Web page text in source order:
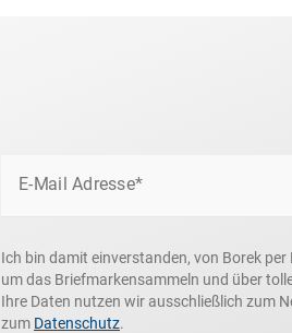
E-Mail Adresse*
Ich bin damit einverstanden, von Borek
um das Briefmarkensammeln und über
Ihre Daten nutzen wir ausschließlich zum
zum Datenschutz.